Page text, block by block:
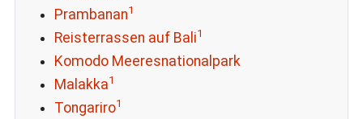
Prambanan1
Reisterrassen auf Bali1
Komodo Meeresnationalpark
Malakka1
Tongariro1